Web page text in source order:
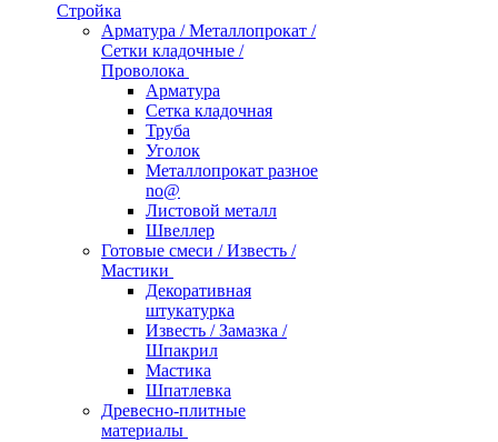
Стройка
Арматура / Металлопрокат /
Сетки кладочные /
Проволока
Арматура
Сетка кладочная
Труба
Уголок
Металлопрокат разное
no@
Листовой металл
Швеллер
Готовые смеси / Известь /
Мастики
Декоративная
штукатурка
Известь / Замазка /
Шпакрил
Мастика
Шпатлевка
Древесно-плитные
материалы